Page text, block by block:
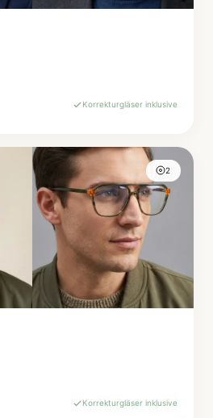
Korrekturgläser inklusive
2
Korrekturgläser inklusive